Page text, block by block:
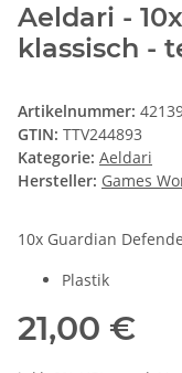
Aeldari -
klassisch -
Artikelnummer:
GTIN: TTV244893
Kategorie: Aeldari
Hersteller: Games
10x Guardian
Plastik
21,00 €